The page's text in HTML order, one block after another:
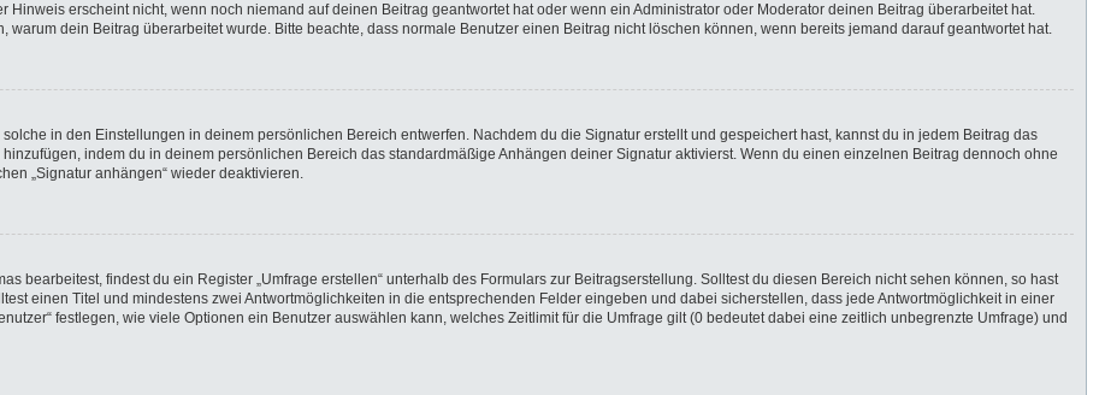
erscheint nicht, wenn noch niemand auf deinen Beitrag geantwortet hat oder wenn ein Administrator oder Moderator deinen Beitrag überarbeitet hat.
dein Beitrag überarbeitet wurde. Bitte beachte, dass normale Benutzer einen Beitrag nicht löschen können, wenn bereits jemand darauf geantwortet hat.
in den Einstellungen in deinem persönlichen Bereich entwerfen. Nachdem du die Signatur erstellt und gespeichert hast, kannst du in jedem Beitrag das
indem du in deinem persönlichen Bereich das standardmäßige Anhängen deiner Signatur aktivierst. Wenn du einen einzelnen Beitrag dennoch ohne
„Signatur anhängen“ wieder deaktivieren.
bearbeitest, findest du ein Register „Umfrage erstellen“ unterhalb des Formulars zur Beitragserstellung. Solltest du diesen Bereich nicht sehen können, so hast
einen Titel und mindestens zwei Antwortmöglichkeiten in die entsprechenden Felder eingeben und dabei sicherstellen, dass jede Antwortmöglichkeit in einer
festlegen, wie viele Optionen ein Benutzer auswählen kann, welches Zeitlimit für die Umfrage gilt (0 bedeutet dabei eine zeitlich unbegrenzte Umfrage) und